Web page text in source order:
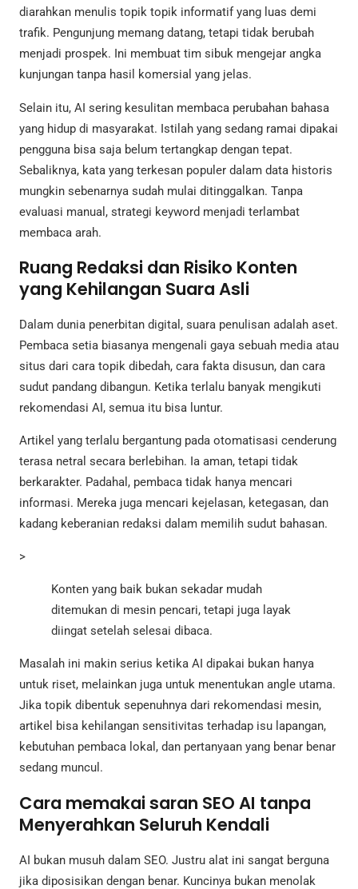
diarahkan menulis topik topik informatif yang luas demi
trafik. Pengunjung memang datang, tetapi tidak berubah
menjadi prospek. Ini membuat tim sibuk mengejar angka
kunjungan tanpa hasil komersial yang jelas.
Selain itu, AI sering kesulitan membaca perubahan bahasa
yang hidup di masyarakat. Istilah yang sedang ramai dipakai
pengguna bisa saja belum tertangkap dengan tepat.
Sebaliknya, kata yang terkesan populer dalam data historis
mungkin sebenarnya sudah mulai ditinggalkan. Tanpa
evaluasi manual, strategi keyword menjadi terlambat
membaca arah.
Ruang Redaksi dan Risiko Konten
yang Kehilangan Suara Asli
Dalam dunia penerbitan digital, suara penulisan adalah aset.
Pembaca setia biasanya mengenali gaya sebuah media atau
situs dari cara topik dibedah, cara fakta disusun, dan cara
sudut pandang dibangun. Ketika terlalu banyak mengikuti
rekomendasi AI, semua itu bisa luntur.
Artikel yang terlalu bergantung pada otomatisasi cenderung
terasa netral secara berlebihan. Ia aman, tetapi tidak
berkarakter. Padahal, pembaca tidak hanya mencari
informasi. Mereka juga mencari kejelasan, ketegasan, dan
kadang keberanian redaksi dalam memilih sudut bahasan.
>
Konten yang baik bukan sekadar mudah
ditemukan di mesin pencari, tetapi juga layak
diingat setelah selesai dibaca.
Masalah ini makin serius ketika AI dipakai bukan hanya
untuk riset, melainkan juga untuk menentukan angle utama.
Jika topik dibentuk sepenuhnya dari rekomendasi mesin,
artikel bisa kehilangan sensitivitas terhadap isu lapangan,
kebutuhan pembaca lokal, dan pertanyaan yang benar benar
sedang muncul.
Cara memakai saran SEO AI tanpa
Menyerahkan Seluruh Kendali
AI bukan musuh dalam SEO. Justru alat ini sangat berguna
jika diposisikan dengan benar. Kuncinya bukan menolak